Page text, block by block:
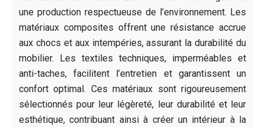
une production respectueuse de l’environnement. Les
matériaux composites offrent une résistance accrue
aux chocs et aux intempéries, assurant la durabilité du
mobilier. Les textiles techniques, imperméables et
anti-taches, facilitent l’entretien et garantissent un
confort optimal. Ces matériaux sont rigoureusement
sélectionnés pour leur légèreté, leur durabilité et leur
esthétique, contribuant ainsi à créer un intérieur à la